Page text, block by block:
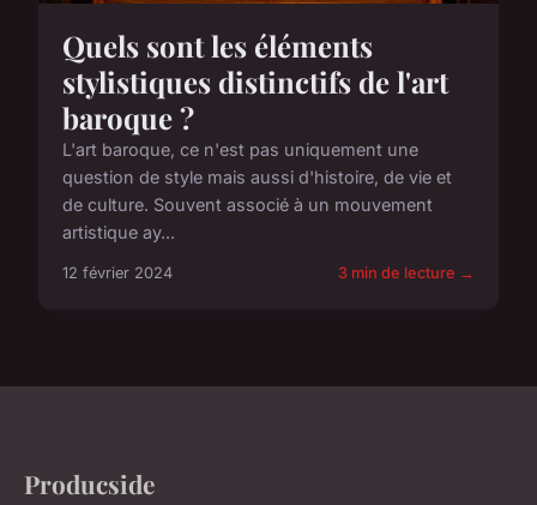
Quels sont les éléments
stylistiques distinctifs de l'art
baroque ?
L'art baroque, ce n'est pas uniquement une
question de style mais aussi d'histoire, de vie et
de culture. Souvent associé à un mouvement
artistique ay...
12 février 2024 3 min de lecture →
Producside